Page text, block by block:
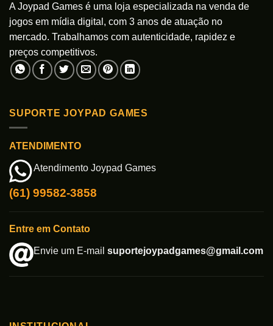
A Joypad Games é uma loja especializada na venda de
jogos em mídia digital, com 3 anos de atuação no
mercado. Trabalhamos com autenticidade, rapidez e
preços competitivos.
SUPORTE JOYPAD GAMES
ATENDIMENTO
Atendimento Joypad Games
(61) 99582-3858
Entre em Contato
Envie um E-mail suportejoypadgames@gmail.com